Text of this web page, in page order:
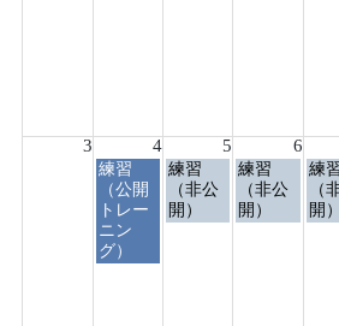
3 4 5 6
火
曜
日,
8
月
練習
（公開
トレー
ニン
グ）
水
曜
日,
練習
（非公
開）
木
曜
日,
練習
（非公
開）
金
曜
日,
練
（
開）